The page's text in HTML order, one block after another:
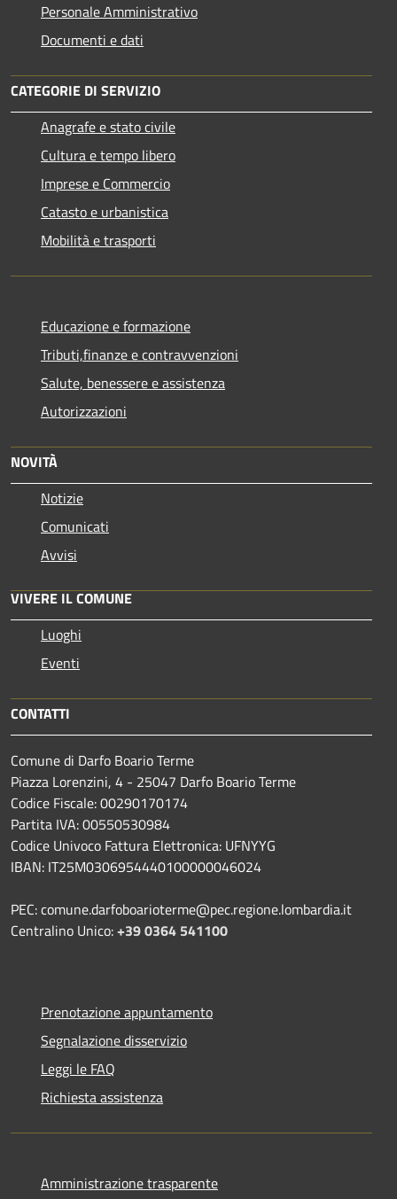
Personale Amministrativo
Documenti e dati
CATEGORIE DI SERVIZIO
Anagrafe e stato civile
Cultura e tempo libero
Imprese e Commercio
Catasto e urbanistica
Mobilità e trasporti
Educazione e formazione
Tributi,finanze e contravvenzioni
Salute, benessere e assistenza
Autorizzazioni
NOVITÀ
Notizie
Comunicati
Avvisi
VIVERE IL COMUNE
Luoghi
Eventi
CONTATTI
Comune di Darfo Boario Terme
Piazza Lorenzini, 4 - 25047 Darfo Boario Terme
Codice Fiscale: 00290170174
Partita IVA: 00550530984
Codice Univoco Fattura Elettronica: UFNYYG
IBAN: IT25M0306954440100000046024
PEC: comune.darfoboarioterme@pec.regione.lombardia.it
Centralino Unico:+39 0364 541100
Prenotazione appuntamento
Segnalazione disservizio
Leggi le FAQ
Richiesta assistenza
Amministrazione trasparente